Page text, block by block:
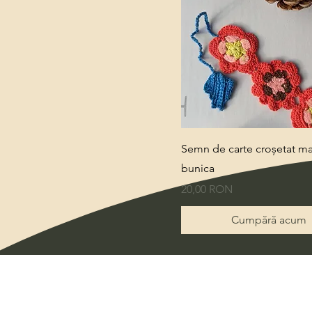
Quick View
Semn de carte croșetat
bunica
Price
20,00 RON
Cumpără acum